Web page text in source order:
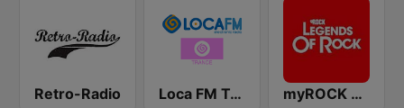
Retro-Radio Loca FM Trance myROCK Legends of Rock